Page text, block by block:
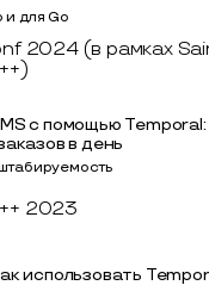
для Go
2024 (в рамках
с помощью
в день
2023
использовать